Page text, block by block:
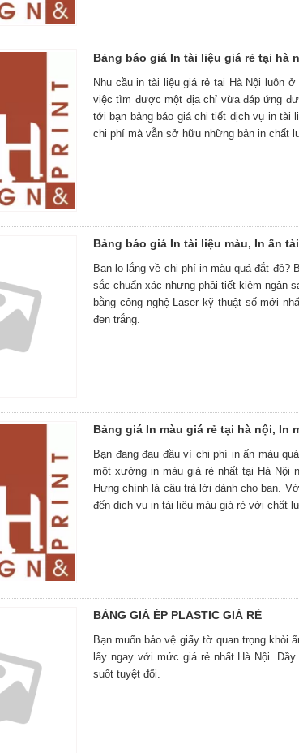
Bảng báo giá In tài liệu giá rẻ tại hà
Nhu cầu in tài liệu giá rẻ tại Hà Nội luôn
việc tìm được một địa chỉ vừa đáp ứng
tới bạn bảng báo giá chi tiết dịch vụ in tài
chi phí mà vẫn sở hữu những bản in chất
Bảng báo giá In tài liệu màu, In ấn
Bạn lo lắng về chi phí in màu quá đắt đỏ?
sắc chuẩn xác nhưng phải tiết kiệm ngân
bằng công nghệ Laser kỹ thuật số mới
đen trắng.
Bảng giá In màu giá rẻ tại hà nội, In
Bạn đang đau đầu vì chi phí in ấn màu
một xưởng in màu giá rẻ nhất tại Hà Nội
Hưng chính là câu trả lời dành cho bạn.
đến dịch vụ in tài liệu màu giá rẻ với chất
BẢNG GIÁ ÉP PLASTIC GIÁ RẺ
Bạn muốn bảo vệ giấy tờ quan trọng khỏi
lấy ngay với mức giá rẻ nhất Hà Nội.
suốt tuyệt đối.